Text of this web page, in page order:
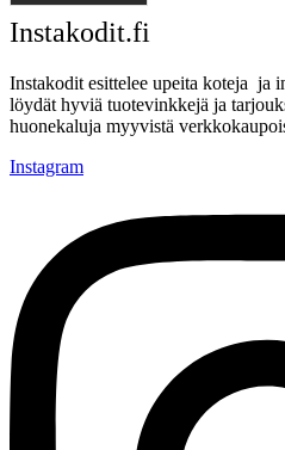
Instakodit.fi
Instakodit esittelee upeita koteja ja
löydät hyviä tuotevinkkejä ja
huonekaluja myyvistä
Instagram